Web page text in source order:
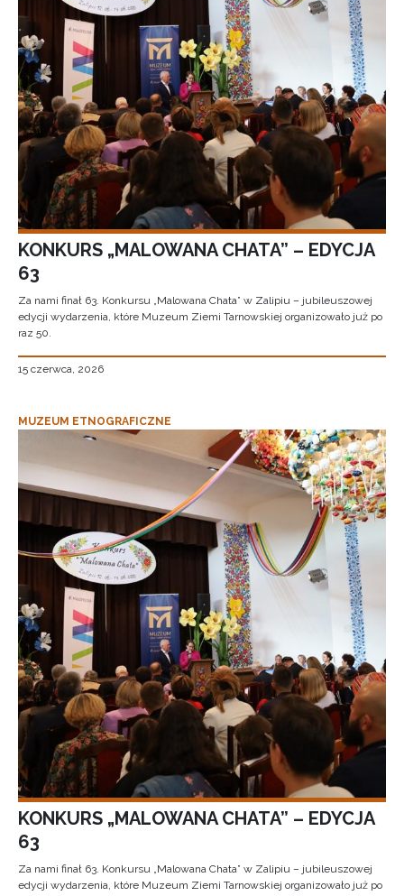
KONKURS „MALOWANA CHATA” – EDYCJA
63
Za nami finał 63. Konkursu „Malowana Chata” w Zalipiu – jubileuszowej
edycji wydarzenia, które Muzeum Ziemi Tarnowskiej organizowało już po
raz 50.
15 czerwca, 2026
MUZEUM ETNOGRAFICZNE
KONKURS „MALOWANA CHATA” – EDYCJA
63
Za nami finał 63. Konkursu „Malowana Chata” w Zalipiu – jubileuszowej
edycji wydarzenia, które Muzeum Ziemi Tarnowskiej organizowało już po